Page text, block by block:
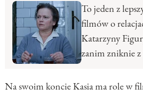
To jeden z
filmów o
Katarzyny
zanim zniknie
Na swoim koncie Kasia ma role w